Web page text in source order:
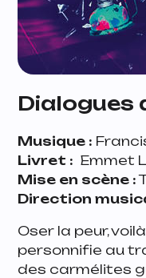
Dialogues
Musique :
Livret : Emmet
Mise en scène :
Direction
Oser la peur,
personnifie au
des carmélites